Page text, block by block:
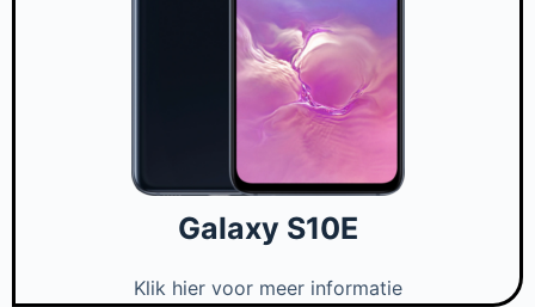
Galaxy S10E
Klik hier voor meer informatie